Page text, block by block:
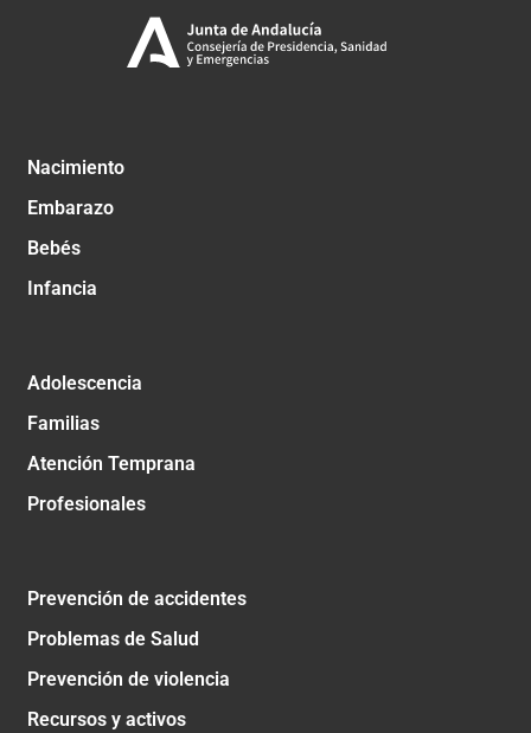
Nacimiento
Embarazo
Bebés
Infancia
Adolescencia
Familias
Atención Temprana
Profesionales
Prevención de accidentes
Problemas de Salud
Prevención de violencia
Recursos y activos